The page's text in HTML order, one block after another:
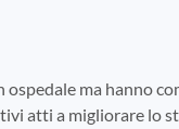
ma hanno
atti a migliorare lo